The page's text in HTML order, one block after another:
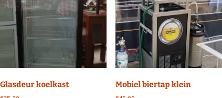
Glasdeur koelkast Mobiel biertap klein